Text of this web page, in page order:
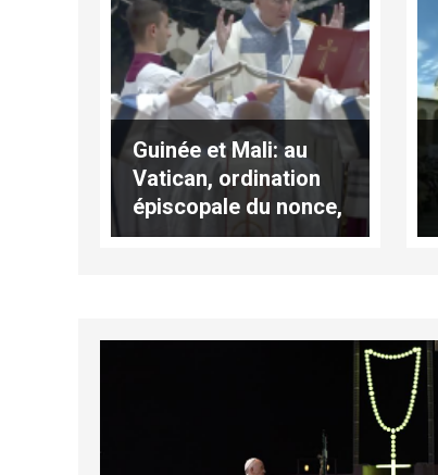
Guinée et Mali: au
Vatican, ordination
épiscopale du nonce,
Mgr Chmielecki